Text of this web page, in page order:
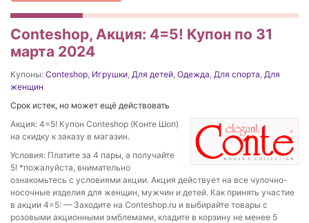
Conteshop, Акция: 4=5! Купон по 31
марта 2024
Купоны: Conteshop Игрушки Для детей Одежда Для спорта Для
женщин
Срок истек, но может ещё действовать
Акция: 4=5! Купон Conteshop (Конте Шоп)
на скидку к заказу в магазин.
Условия: Платите за 4 пары, а получайте
5! *пожалуйста, внимательно
ознакомьтесь с условиями акции. Акция действует на все чулочно-
носочные изделия для женщин, мужчин и детей. Как принять участие
в акции 4=5: — Заходите на Conteshop.ru и выбирайте товары с
розовыми акционными эмблемами, кладите в корзину не менее 5